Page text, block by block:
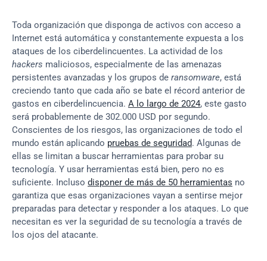
Toda organización que disponga de activos con acceso a
Internet está automática y constantemente expuesta a los
hackers maliciosos, especialmente de las amenazas
persistentes avanzadas y los grupos de ransomware, está
creciendo tanto que cada año se bate el récord anterior de
gastos en ciberdelincuencia. A lo largo de 2024, este gasto
será probablemente de 302.000 USD por segundo.
Conscientes de los riesgos, las organizaciones de todo el
mundo están aplicando pruebas de seguridad. Algunas de
ellas se limitan a buscar herramientas para probar su
tecnología. Y usar herramientas está bien, pero no es
suficiente. Incluso disponer de más de 50 herramientas no
garantiza que esas organizaciones vayan a sentirse mejor
preparadas para detectar y responder a los ataques. Lo que
necesitan es ver la seguridad de su tecnología a través de
los ojos del atacante.